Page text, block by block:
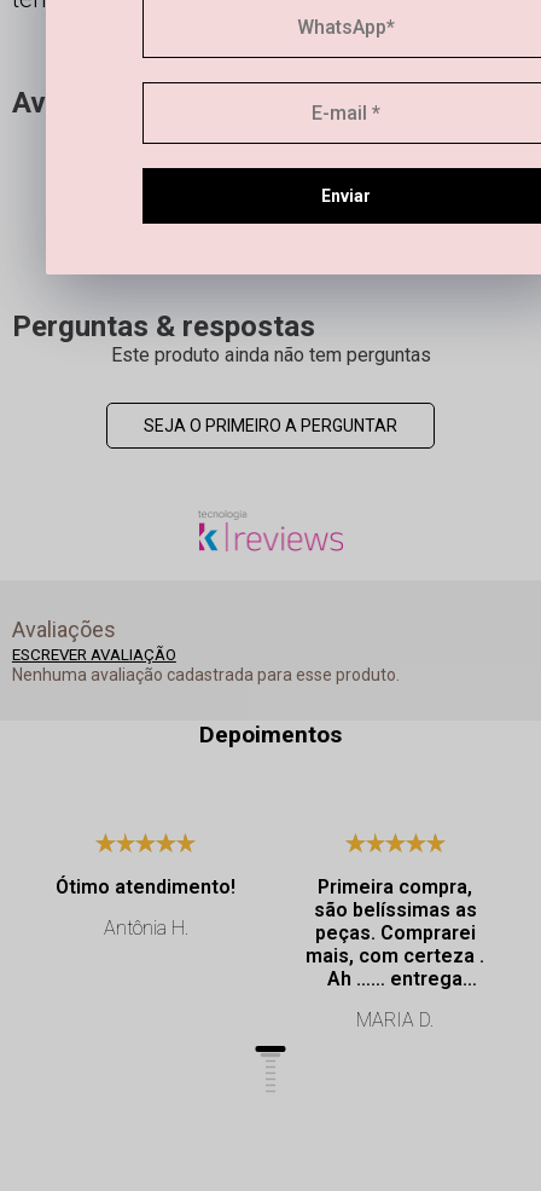
Avaliações
SEJA O PRIMEIRO A AVALIAR
Perguntas & respostas
Este produto ainda não tem perguntas
SEJA O PRIMEIRO A PERGUNTAR
Avaliações
ESCREVER AVALIAÇÃO
Nenhuma avaliação cadastrada para esse produto.
Depoimentos
Ótimo atendimento!
Antônia H.
Primeira compra,
são belíssimas as
peças. Comprarei
mais, com certeza .
Ah …… entrega
Profissionalismo de
MARIA D.
Enviar